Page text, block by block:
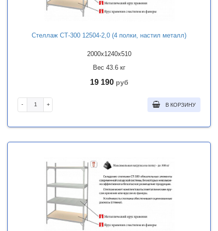
Стеллаж СТ-300 12504-2,0 (4 полки, настил металл)
2000x1240x510
Вес 43.6 кг
19 190 руб
- + В КОРЗИНУ